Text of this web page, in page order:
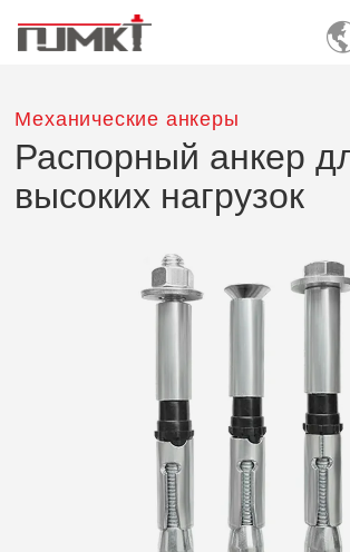
Механические анкеры
Распорный анкер
высоких нагрузок